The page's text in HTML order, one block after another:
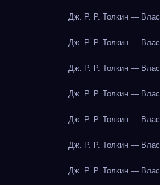
Дж. Р. Р. Толкин —
Дж. Р. Р. Толкин —
Дж. Р. Р. Толкин —
Дж. Р. Р. Толкин —
Дж. Р. Р. Толкин —
Дж. Р. Р. Толкин —
Дж. Р. Р. Толкин —